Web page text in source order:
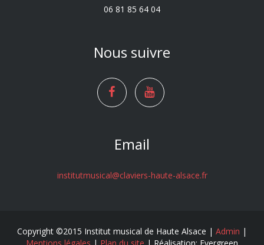
06 81 85 64 04
Nous suivre
Email
institutmusical@claviers-haute-alsace.fr
Copyright ©2015 Institut musical de Haute Alsace | Admin |